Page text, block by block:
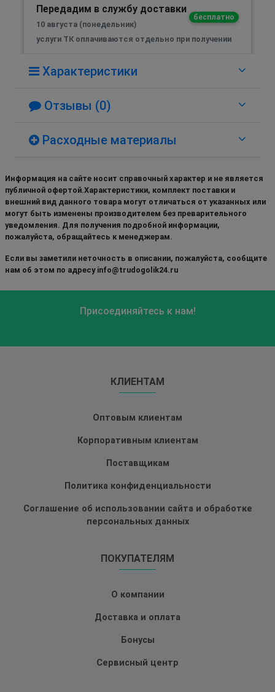
Передадим в службу доставки
бесплатно
10 августа (понедельник)
услуги ТК оплачиваются отдельно при получении
Характеристики
Отзывы (0)
Расходные материалы
Информация на сайте носит справочный характер и не является
публичной офертой.Характеристики, комплект поставки и
внешний вид данного товара могут отличаться от указанных или
могут быть изменены производителем без преварительного
уведомления. Для получения подробной информации,
пожалуйста, обращайтесь к менеджерам.
Если вы заметили неточность в описании, пожалуйста, сообщите
нам об этом по адресу info@trudogolik24.ru
Присоединяйтесь к нам!
КЛИЕНТАМ
Оптовым клиентам
Корпоративным клиентам
Поставщикам
Политика конфиденциальности
Соглашение об использовании сайта и обработке
персональных данных
ПОКУПАТЕЛЯМ
О компании
Доставка и оплата
Бонусы
Сервисный центр